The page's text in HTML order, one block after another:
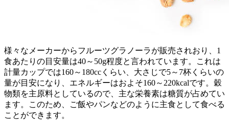
様々なメーカーからフルーツグラノーラが販売されおり、1
食あたりの目安量は40～50g程度と言われています。これは
計量カップでは160～180ccくらい、大さじで5～7杯くらいの
量が目安になり、エネルギーはおよそ160～220kcalです。穀
物類を主原料としているので、主な栄養素は糖質が占めてい
ます。このため、ご飯やパンなどのように主食として食べる
ことができます。